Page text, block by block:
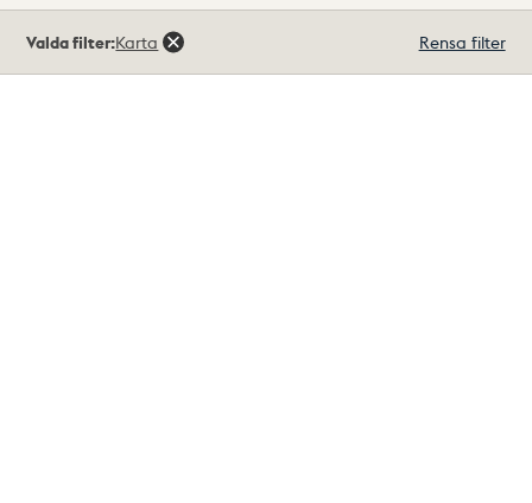
träffar
Valda filter:Karta Rensa filter